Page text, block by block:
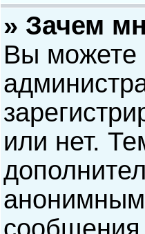
» Зачем
Вы можете
или нет.